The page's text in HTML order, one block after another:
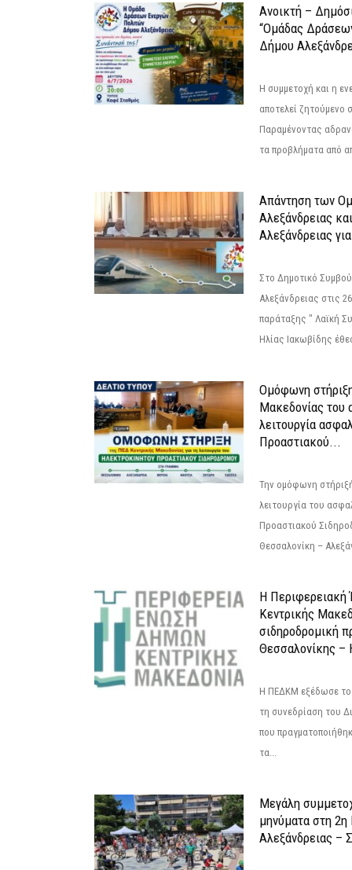
Ανοικτή –
“Ομάδας
Δήμου
Η συμμετοχή και η
αποτελεί ζητούμενο
Παραμένοντας
τα προβλήματα από
Απάντηση των
Αλεξάνδρειας
Αλεξάνδρειας
Στο Δημοτικό
Αλεξάνδρειας στις
παράταξης " Λαϊκή
Ηλίας Ιακωβίδης
Ομόφωνη
Μακεδονίας του
λειτουργία
Προαστιακού...
Την ομόφωνη
λειτουργία του
Προαστιακού
Θεσσαλονίκη –
Η
Κεντρικής
σιδηροδρομική
Θεσσαλονίκης –
Η ΠΕΔΚΜ εξέδωσε το
τη συνεδρίαση του
που
τα...
Μεγάλη
μηνύματα στη
Αλεξάνδρειας –